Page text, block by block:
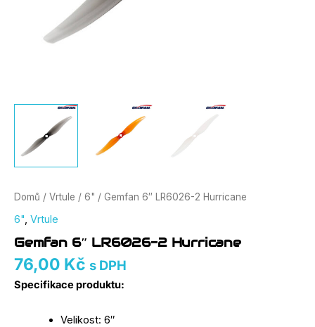
Domů / Vrtule / 6" / Gemfan 6″ LR6026-2 Hurricane
6", Vrtule
Gemfan 6″ LR6026-2 Hurricane
76,00 Kč s DPH
Specifikace produktu:
Velikost: 6″